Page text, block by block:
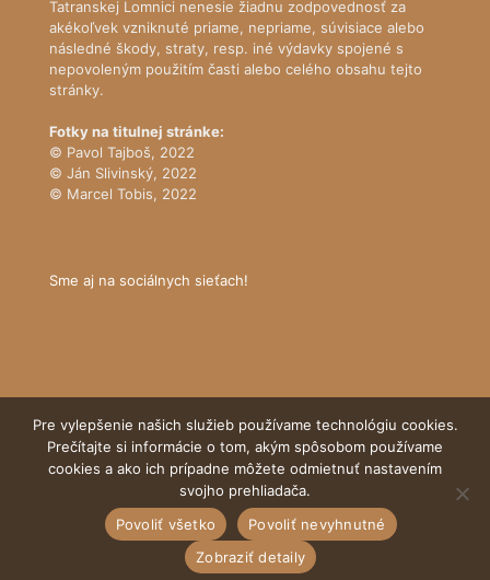
Tatranskej Lomnici nenesie žiadnu zodpovednosť za
akékoľvek vzniknuté priame, nepriame, súvisiace alebo
následné škody, straty, resp. iné výdavky spojené s
nepovoleným použitím časti alebo celého obsahu tejto
stránky.
Fotky na titulnej stránke:
© Pavol Tajboš, 2022
© Ján Slivinský, 2022
© Marcel Tobis, 2022
Sme aj na sociálnych sieťach!
© Tatranský národný park
Pre vylepšenie našich služieb používame technológiu cookies.
Prečítajte si informácie o tom, akým spôsobom používame
cookies a ako ich prípadne môžete odmietnuť nastavením
svojho prehliadača.
Povoliť všetko
Povoliť nevyhnutné
Zobraziť detaily